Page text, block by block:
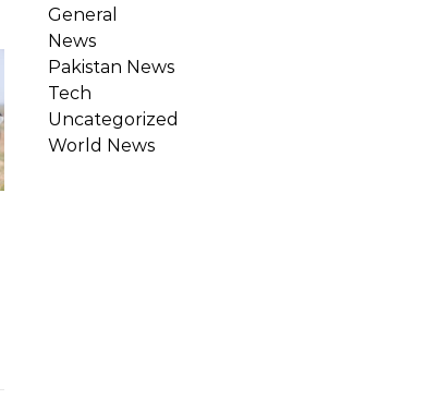
General
News
Pakistan News
Tech
Uncategorized
World News